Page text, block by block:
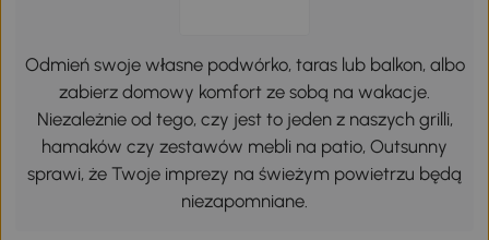
Odmień swoje własne podwórko, taras lub balkon, albo
zabierz domowy komfort ze sobą na wakacje.
Niezależnie od tego, czy jest to jeden z naszych grilli,
hamaków czy zestawów mebli na patio, Outsunny
sprawi, że Twoje imprezy na świeżym powietrzu będą
niezapomniane.